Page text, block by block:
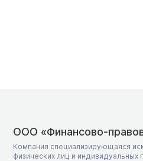
ООО «Финансово-
Компания специализирующаяся
физических лиц и индивидуальных